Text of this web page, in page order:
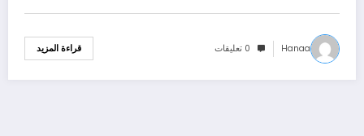
Hanaa 0 تعليقات قراءة المزيد